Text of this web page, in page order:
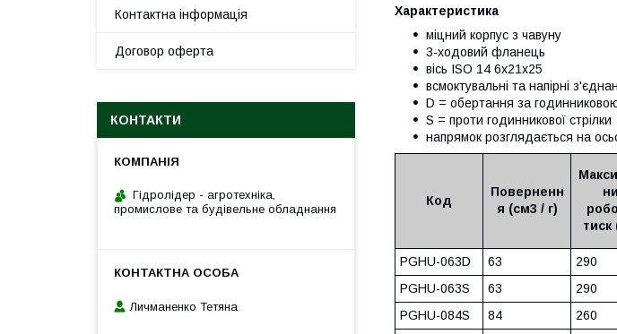
Характеристика
міцний корпус з чавуну
3-ходовий фланець
вісь ISO 14 6x21x25
всмоктувальні та напірні
D = обертання за
S = проти годинникової стрілки
напрямок розглядається на
Код
Поверненн
я (см3 / г)
тиск
PGHU-063D 63 290
PGHU-063S
63 290
PGHU-084S
84 260
Контактна інформація
Договор оферта
КОНТАКТИ
Гідролідер - агротехніка,
промислове та будівельне обладнання
Личманенко Тетяна